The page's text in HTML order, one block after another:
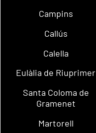
Campins
Callús
Calella
Eulàlia de Riuprimer
Santa Coloma de
Gramenet
Martorell